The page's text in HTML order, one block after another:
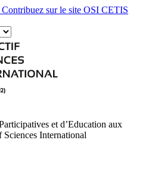
Contribuez sur le site OSI CETIS
et d’Education aux
International